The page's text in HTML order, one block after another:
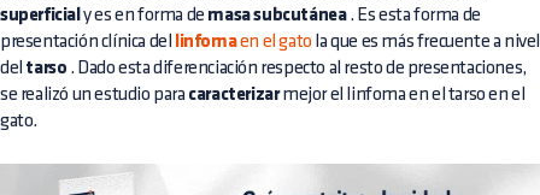
superficial y es en forma de masa subcutánea. Es esta forma de
presentación clínica del
linfomaen el gato la que es más frecuente a nivel
del tarso . Dado esta diferenciación respecto al resto de presentaciones,
se realizó un estudio para caracterizarmejor el linfoma en el tarso en el
gato.